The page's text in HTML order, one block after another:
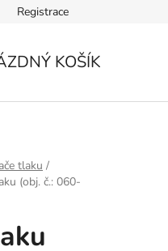
Registrace
KOŠÍK
tlaku /
(obj. č.: 060-